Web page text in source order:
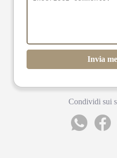
Invia
Condividi sui